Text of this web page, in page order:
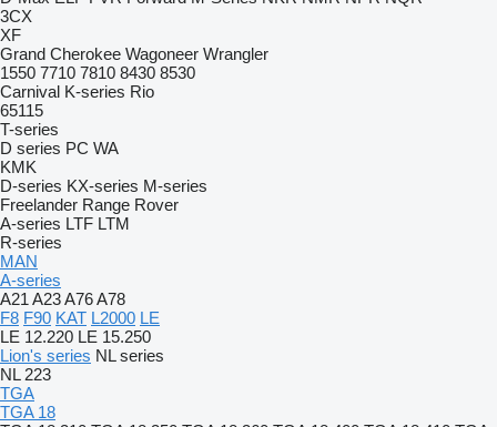
3CX
XF
Grand Cherokee Wagoneer Wrangler
1550 7710 7810 8430 8530
Carnival K-series Rio
65115
T-series
D series PC WA
KMK
D-series KX-series M-series
Freelander Range Rover
A-series LTF LTM
R-series
MAN
A-series
A21 A23A76A78
F8 F90 KAT L2000 LE
LE 12.220 LE 15.250
Lion's series NL series
NL 223
TGA
TGA 18